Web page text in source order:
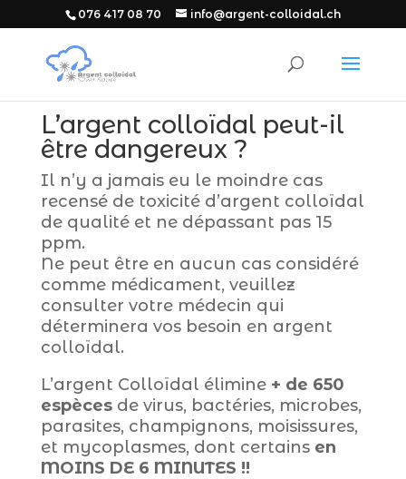
076 417 08 70 info@argent-colloidal.ch
L’argent colloïdal peut-il
être dangereux ?
Il n’y a jamais eu le moindre cas
recensé de toxicité d’argent colloïdal
de qualité et ne dépassant pas 15
ppm.
Ne peut être en aucun cas considéré
comme médicament, veuillez
consulter votre médecin qui
déterminera vos besoin en argent
colloïdal.
L’argent Colloïdal élimine + de 650
espècesde virus, bactéries, microbes,
parasites, champignons, moisissures,
et mycoplasmes, dont certains en
MOINS DE 6 MINUTES !!